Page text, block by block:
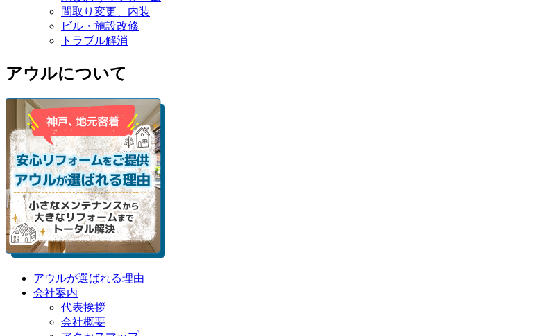
間取り変更、内装
ビル・施設改修
トラブル解消
アウルについて
アウルが選ばれる理由
会社案内
代表挨拶
会社概要